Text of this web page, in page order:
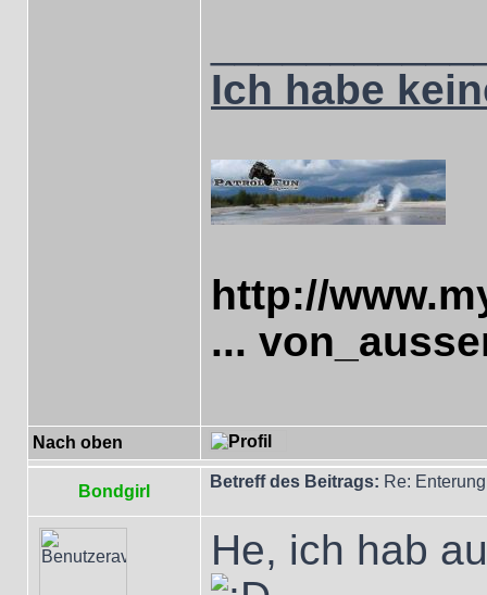
Ich habe
http://
...
Nach oben
Bondgirl
Betreff des Beitrags: Re:
He, ich hab